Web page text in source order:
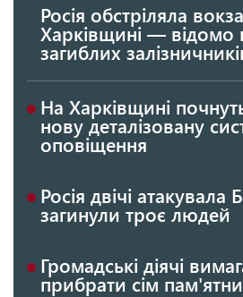
Росія обстріляла
Харківщині — відомо
загиблих
На Харківщині
нову деталізовану
оповіщення
Росія двічі атакувала
загинули троє людей
Громадські діячі
прибрати сім